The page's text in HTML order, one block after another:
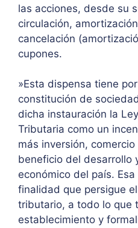
las acciones, desde su
circulación,
cancelación
cupones.
»Esta dispensa tiene
constitución de
dicha instauración la
Tributaria como un
más inversión,
beneficio del desarrollo
económico del país.
finalidad que persigue
tributario, a todo lo que
establecimiento y